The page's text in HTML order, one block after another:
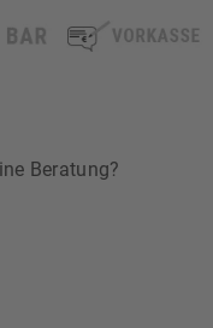
Beratung?